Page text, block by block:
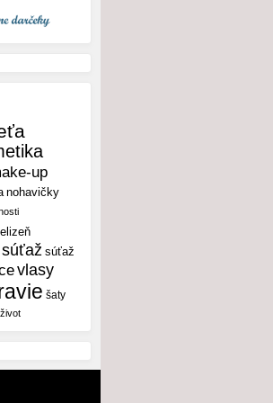
up
nohavičky
súťaž súťaž
vlasy
šaty
život